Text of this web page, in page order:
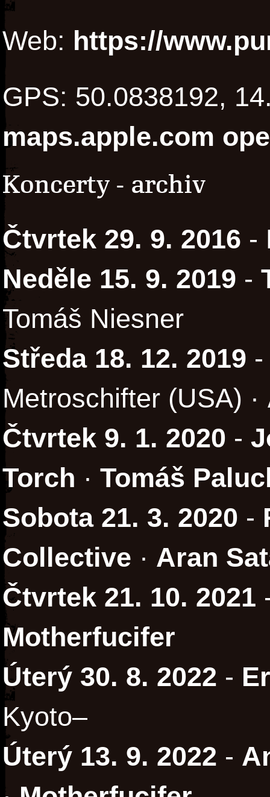
Web: https://
GPS: 50.0838192,
maps.apple.com
Koncerty - archiv
Čtvrtek 29. 9. 2016 -
Neděle 15. 9. 2019 -
Tomáš Niesner
Středa 18. 12. 2019
Metroschifter (USA) ·
Čtvrtek 9. 1. 2020 -
Torch · Tomáš
Sobota 21. 3. 2020 -
Collective · Aran
Čtvrtek 21. 10. 2021
Motherfucifer
Úterý 30. 8. 2022 -
Kyoto–
Úterý 13. 9. 2022 -